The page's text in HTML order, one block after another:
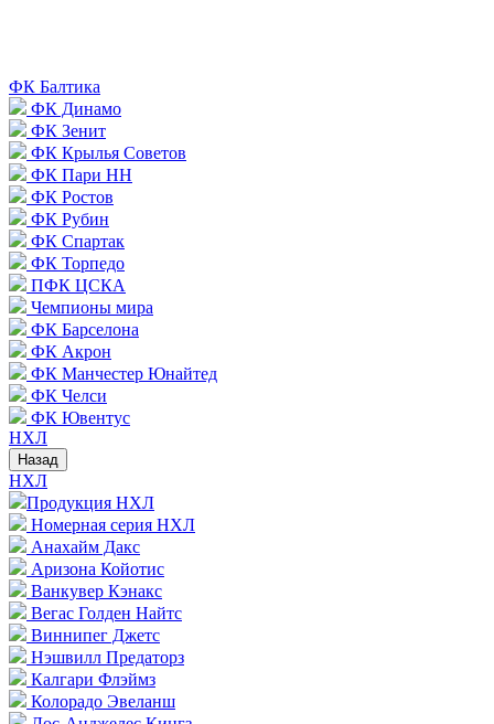
ФК Балтика
ФК Динамо
ФК Зенит
ФК Крылья Советов
ФК Пари НН
ФК Ростов
ФК Рубин
ФК Спартак
ФК Торпедо
ПФК ЦСКА
Чемпионы мира
ФК Барселона
ФК Акрон
ФК Манчестер Юнайтед
ФК Челси
ФК Ювентус
НХЛ
Назад
НХЛ
Продукция НХЛ
Номерная серия НХЛ
Анахайм Дакс
Аризона Койотис
Ванкувер Кэнакс
Вегас Голден Найтс
Виннипег Джетс
Нэшвилл Предаторз
Калгари Флэймз
Колорадо Эвеланш